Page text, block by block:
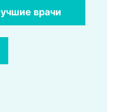
врачи